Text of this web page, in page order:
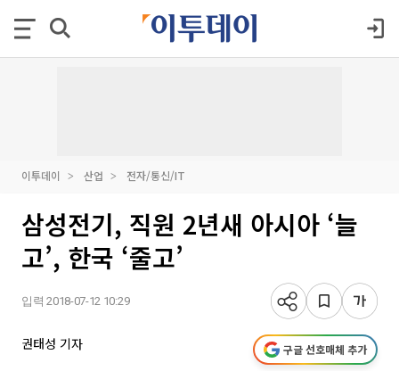
이투데이 산업 전자/통신/IT
삼성전기, 직원 2년새 아시아 ‘늘
고’, 한국 ‘줄고’
입력 2018-07-12 10:29
권태성 기자 구글 선호매체 추가